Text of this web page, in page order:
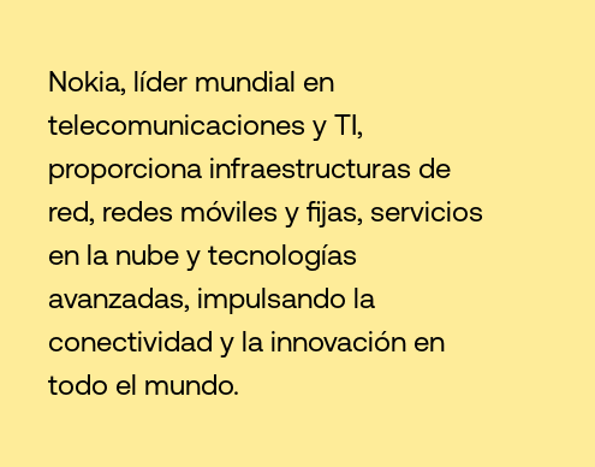
Nokia, líder mundial en
telecomunicaciones y TI,
proporciona infraestructuras de
red, redes móviles y fijas, servicios
en la nube y tecnologías
avanzadas, impulsando la
conectividad y la innovación en
todo el mundo.